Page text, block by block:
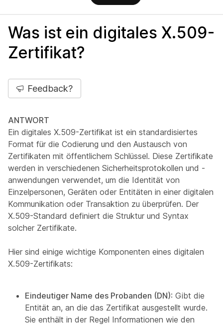
Was ist ein digitales X.509-
Zertifikat?
Feedback?
ANTWORT
Ein digitales X.509-Zertifikat ist ein standardisiertes
Format für die Codierung und den Austausch von
Zertifikaten mit öffentlichem Schlüssel. Diese Zertifikate
werden in verschiedenen Sicherheitsprotokollen und -
anwendungen verwendet, um die Identität von
Einzelpersonen, Geräten oder Entitäten in einer digitalen
Kommunikation oder Transaktion zu überprüfen. Der
X.509-Standard definiert die Struktur und Syntax
solcher Zertifikate.
Hier sind einige wichtige Komponenten eines digitalen
X.509-Zertifikats:
Eindeutiger Name des Probanden (DN): Gibt die
Entität an, an die das Zertifikat ausgestellt wurde.
Sie enthält in der Regel Informationen wie den